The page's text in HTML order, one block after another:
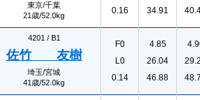
東京/千葉
21歳/52.0kg
0.16
34.91
4201 / B1
佐竹 友樹
埼玉/宮城
41歳/52.0kg
F0
L0
0.14
4.85
26.04
46.88